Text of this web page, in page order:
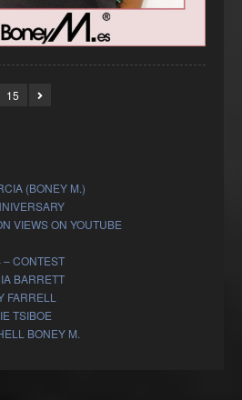
15
(BONEY M.)
VIEWS ON YOUTUBE
– CONTEST
BARRETT
FARRELL
TSIBOE
BONEY M.